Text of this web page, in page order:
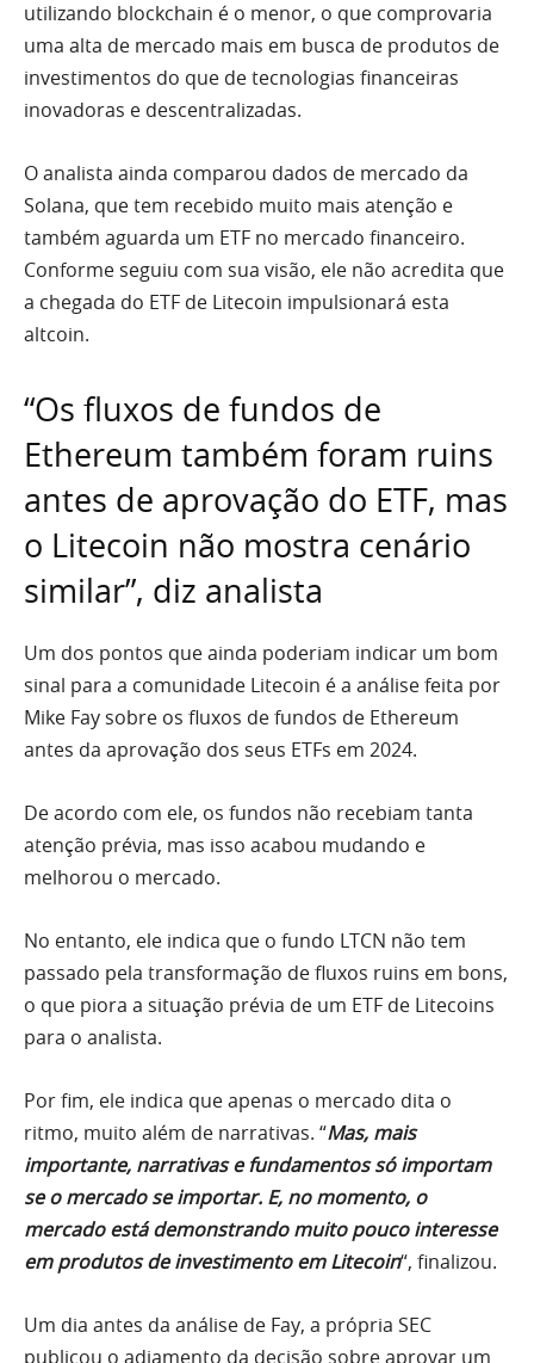
utilizando blockchain é o menor, o que comprovaria
uma alta de mercado mais em busca de produtos de
investimentos do que de tecnologias financeiras
inovadoras e descentralizadas.
O analista ainda comparou dados de mercado da
Solana, que tem recebido muito mais atenção e
também aguarda um ETF no mercado financeiro.
Conforme seguiu com sua visão, ele não acredita que
a chegada do ETF de Litecoin impulsionará esta
altcoin.
“Os fluxos de fundos de
Ethereum também foram ruins
antes de aprovação do ETF, mas
o Litecoin não mostra cenário
similar”, diz analista
Um dos pontos que ainda poderiam indicar um bom
sinal para a comunidade Litecoin é a análise feita por
Mike Fay sobre os fluxos de fundos de Ethereum
antes da aprovação dos seus ETFs em 2024.
De acordo com ele, os fundos não recebiam tanta
atenção prévia, mas isso acabou mudando e
melhorou o mercado.
No entanto, ele indica que o fundo LTCN não tem
passado pela transformação de fluxos ruins em bons,
o que piora a situação prévia de um ETF de Litecoins
para o analista.
Por fim, ele indica que apenas o mercado dita o
ritmo, muito além de narrativas. “Mas, mais
importante, narrativas e fundamentos só importam
se o mercado se importar. E, no momento, o
mercado está demonstrando muito pouco interesse
em produtos de investimento em Litecoin“, finalizou.
Um dia antes da análise de Fay, a própria SEC
publicou o adiamento da decisão sobre aprovar um